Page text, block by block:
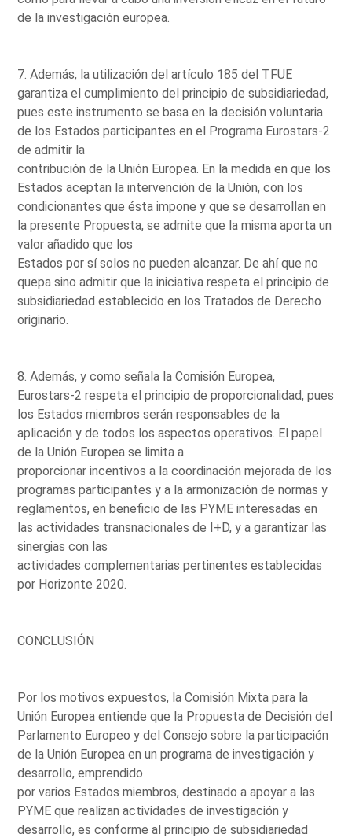
de la investigación europea.
7. Además, la utilización del artículo 185 del TFUE
garantiza el cumplimiento del principio de subsidiariedad,
pues este instrumento se basa en la decisión voluntaria
de los Estados participantes en el Programa Eurostars-2
de admitir la
contribución de la Unión Europea. En la medida en que los
Estados aceptan la intervención de la Unión, con los
condicionantes que ésta impone y que se desarrollan en
la presente Propuesta, se admite que la misma aporta un
valor añadido que los
Estados por sí solos no pueden alcanzar. De ahí que no
quepa sino admitir que la iniciativa respeta el principio de
subsidiariedad establecido en los Tratados de Derecho
originario.
8. Además, y como señala la Comisión Europea,
Eurostars-2 respeta el principio de proporcionalidad, pues
los Estados miembros serán responsables de la
aplicación y de todos los aspectos operativos. El papel
de la Unión Europea se limita a
proporcionar incentivos a la coordinación mejorada de los
programas participantes y a la armonización de normas y
reglamentos, en beneficio de las PYME interesadas en
las actividades transnacionales de I+D, y a garantizar las
sinergias con las
actividades complementarias pertinentes establecidas
por Horizonte 2020.
CONCLUSIÓN
Por los motivos expuestos, la Comisión Mixta para la
Unión Europea entiende que la Propuesta de Decisión del
Parlamento Europeo y del Consejo sobre la participación
de la Unión Europea en un programa de investigación y
desarrollo, emprendido
por varios Estados miembros, destinado a apoyar a las
PYME que realizan actividades de investigación y
desarrollo, es conforme al principio de subsidiariedad